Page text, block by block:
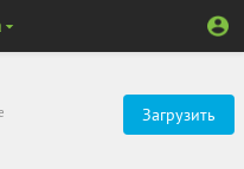
Загрузить